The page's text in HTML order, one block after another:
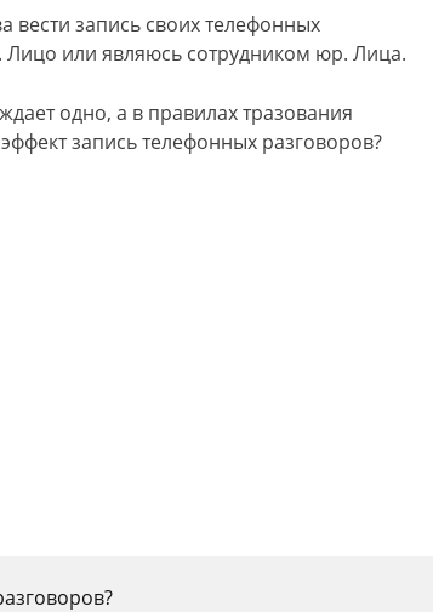
вести запись своих телефонных
или являюсь сотрудником юр. Лица.
одно, а в правилах тразования
запись телефонных разговоров?